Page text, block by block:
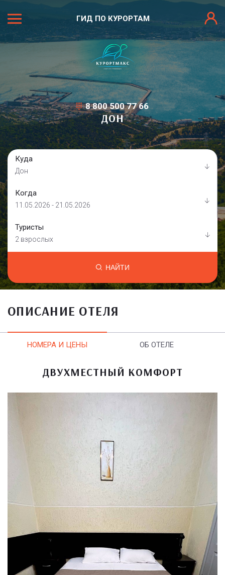
ГИД ПО КУРОРТАМ
8 800 500 77 66
ДОН
Куда
Дон
Когда
11.05.2026 - 21.05.2026
Туристы
2 взрослых
НАЙТИ
ОПИСАНИЕ ОТЕЛЯ
НОМЕРА И ЦЕНЫ ОБ ОТЕЛЕ
ДВУХМЕСТНЫЙ КОМФОРТ